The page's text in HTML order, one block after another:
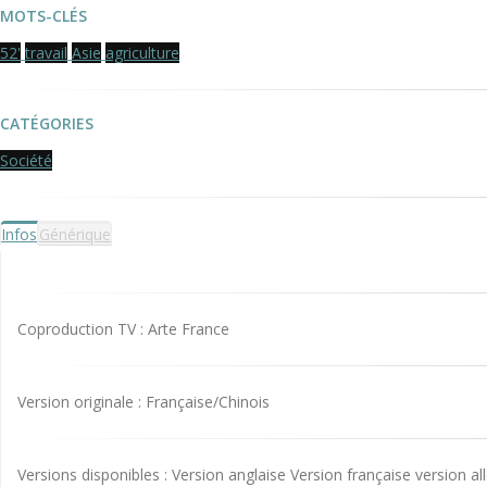
MOTS-CLÉS
52' travail Asie agriculture
CATÉGORIES
Société
Infos Générique
Coproduction TV : Arte France
Version originale : Française/Chinois
Versions disponibles : Version anglaise Version française version